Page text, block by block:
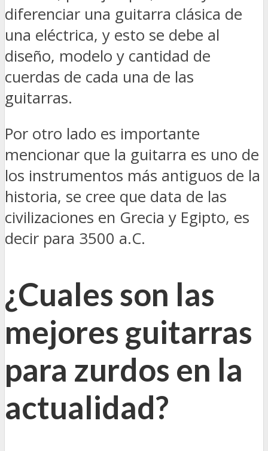
diferenciar una guitarra clásica de
una eléctrica, y esto se debe al
diseño, modelo y cantidad de
cuerdas de cada una de las
guitarras.
Por otro lado es importante
mencionar que la guitarra es uno de
los instrumentos más antiguos de la
historia, se cree que data de las
civilizaciones en Grecia y Egipto, es
decir para 3500 a.C.
¿Cuales son las
mejores guitarras
para zurdos en la
actualidad?